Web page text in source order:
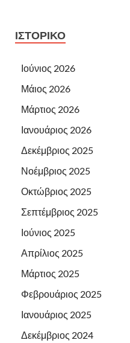
ΙΣΤΟΡΙΚΌ
Ιούνιος 2026
Μάιος 2026
Μάρτιος 2026
Ιανουάριος 2026
Δεκέμβριος 2025
Νοέμβριος 2025
Οκτώβριος 2025
Σεπτέμβριος 2025
Ιούνιος 2025
Απρίλιος 2025
Μάρτιος 2025
Φεβρουάριος 2025
Ιανουάριος 2025
Δεκέμβριος 2024